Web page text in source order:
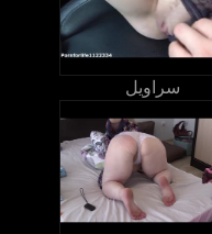
سراويل